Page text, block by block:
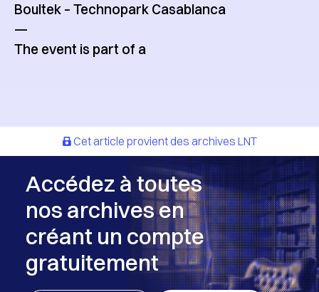
Boultek – Technopark Casablanca
—
The event is part of a
Cet article provient des archives LNT
Accédez à toutes
nos archives en
créant un compte
gratuitement